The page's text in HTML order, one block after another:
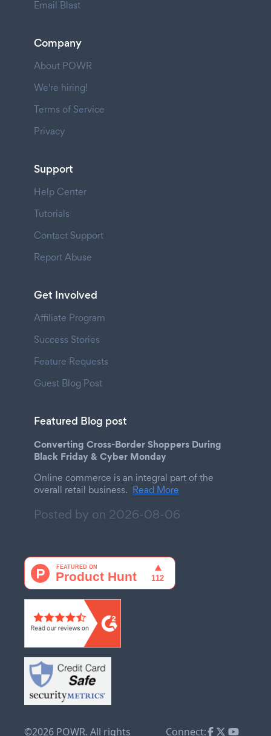
Email Blast
Company
About POWR
We're hiring!
Terms of Service
Privacy
Support
Help Center
Tutorials
Contact Support
Report Abuse
Get Involved
Affiliate Program
Success Stories
Feature Requests
Guest Blog Post
Featured Blog post
Converting Cross-Border Shoppers During
Black Friday & Cyber Monday
Online commerce is an integral part of the
overall retail business. Read More
Posted by on 2026-08-06
©2026 POWR. All rights Connect: